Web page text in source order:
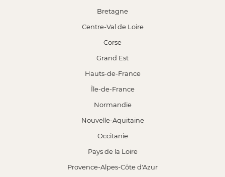
Bretagne
Centre-Val de Loire
Corse
Grand Est
Hauts-de-France
Île-de-France
Normandie
Nouvelle-Aquitaine
Occitanie
Pays de la Loire
Provence-Alpes-Côte d'Azur